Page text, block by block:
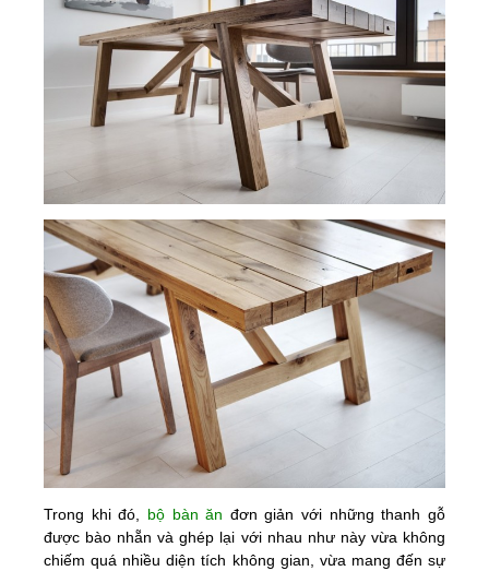
Trong khi đó, bộ bàn ăn đơn giản với những thanh gỗ
được bào nhẵn và ghép lại với nhau như này vừa không
chiếm quá nhiều diện tích không gian, vừa mang đến sự